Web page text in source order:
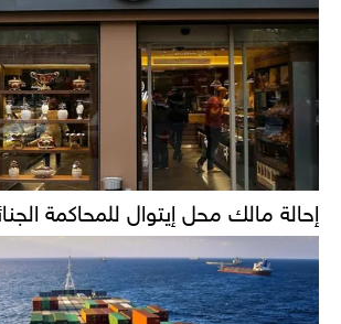
إحالة مالك محل إيتوال للمحاكمة